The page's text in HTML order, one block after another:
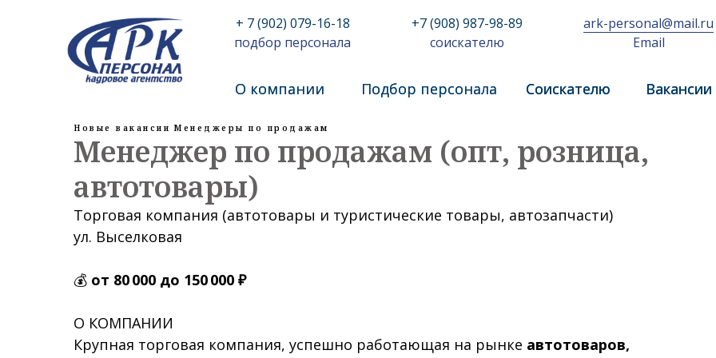
+ 7 (902) 079-16-18
подбор персонала
+7 (908) 987-98-89
соискателю
ark-personal@mail.ru
Email
Соискателю Вакансии
Соискателю Вакансии
О компании
О компании Подбор персонала
Подбор персонала
Новые вакансии Менеджеры по продажам
Менеджер по продажам (опт, розница,
автотовары)
Торговая компания (автотовары и туристические товары, автозапчасти)
ул. Выселковая
💰 от 80 000 до 150 000 ₽
О КОМПАНИИ
Крупная торговая компания, успешно работающая на рынке автотоваров,